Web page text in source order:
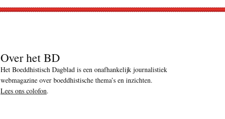
Over het BD
Het Boeddhistisch Dagblad is een onafhankelijk journalistiek
webmagazine over boeddhistische thema’s en inzichten.
Lees ons colofon.